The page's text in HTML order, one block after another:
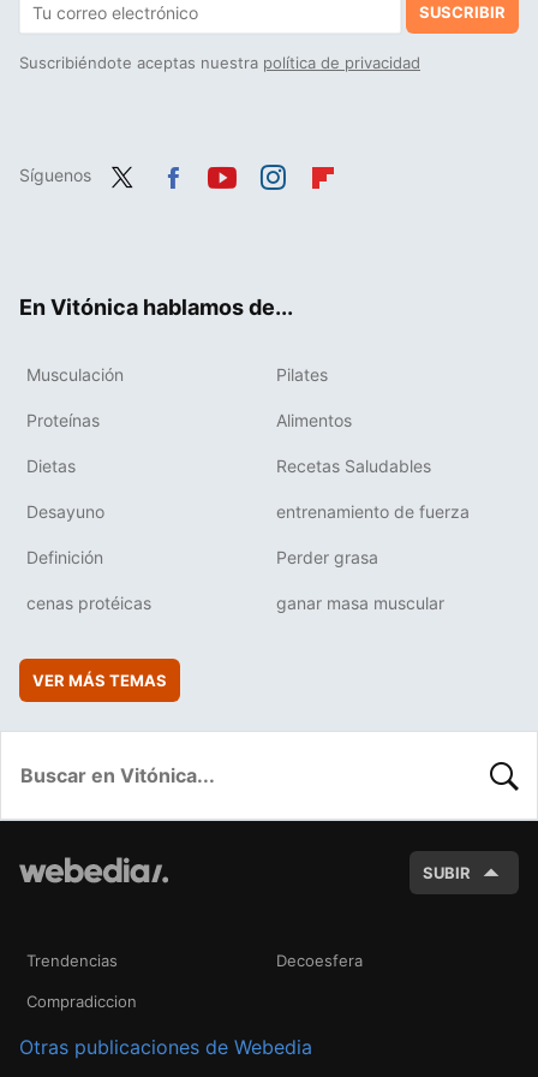
SUSCRIBIR
Suscribiéndote aceptas nuestra política de privacidad
Síguenos
En Vitónica hablamos de...
Musculación Pilates
Proteínas Alimentos
Dietas Recetas Saludables
Desayuno entrenamiento de fuerza
Definición Perder grasa
cenas protéicas ganar masa muscular
VER MÁS TEMAS
SUBIR
Trendencias Decoesfera
Compradiccion
Otras publicaciones de Webedia